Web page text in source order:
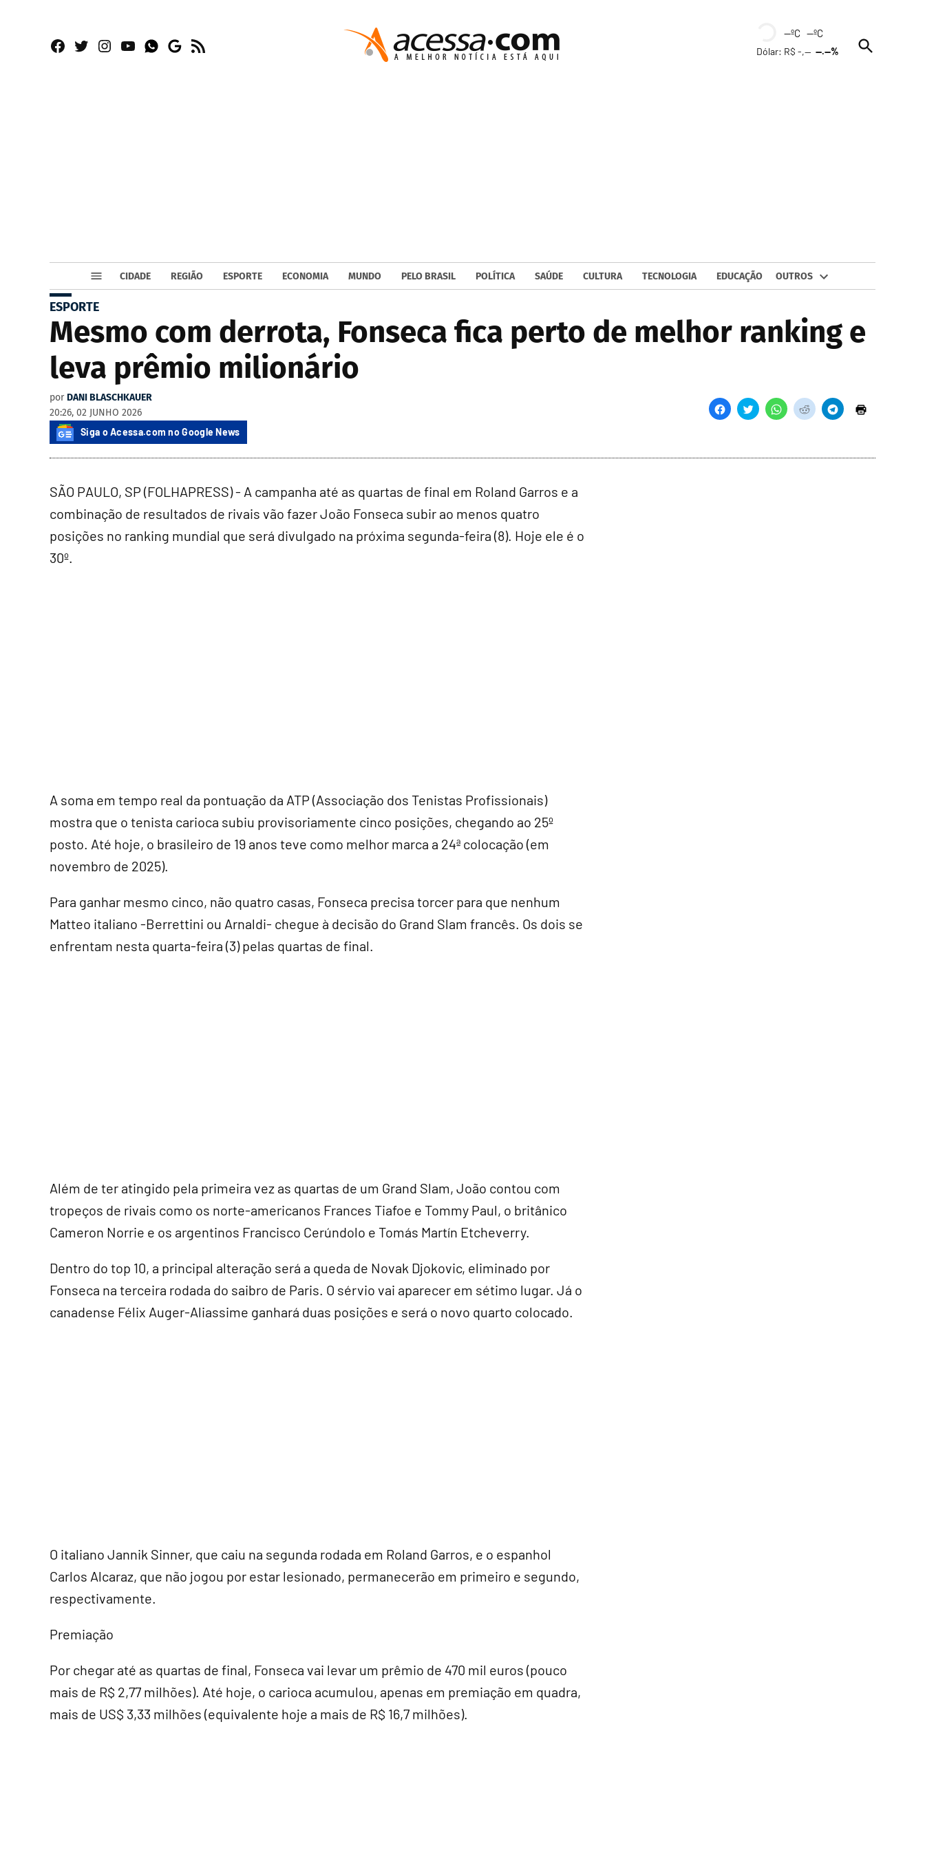
Facebook
TwitterInstagram
YouTubeWhatsapp
Google
RSS
--ºC --ºC
Dólar: R$ -,----.--%
Open
Search
CIDADE REGIÃO ESPORTE ECONOMIA MUNDO PELO BRASIL POLÍTICA SAÚDE CULTURA TECNOLOGIA EDUCAÇÃO OUTROS
ESPORTE
Mesmo com derrota, Fonseca fica perto de melhor ranking e
leva prêmio milionário
por DANI BLASCHKAUER
20:26, 02 JUNHO 2026
Siga o Acessa.com no Google News
SÃO PAULO, SP (FOLHAPRESS) - A campanha até as quartas de final em Roland Garros e a
combinação de resultados de rivais vão fazer João Fonseca subir ao menos quatro
posições no ranking mundial que será divulgado na próxima segunda-feira (8). Hoje ele é o
30º.
A soma em tempo real da pontuação da ATP (Associação dos Tenistas Profissionais)
mostra que o tenista carioca subiu provisoriamente cinco posições, chegando ao 25º
posto. Até hoje, o brasileiro de 19 anos teve como melhor marca a 24ª colocação (em
novembro de 2025).
Para ganhar mesmo cinco, não quatro casas, Fonseca precisa torcer para que nenhum
Matteo italiano -Berrettini ou Arnaldi- chegue à decisão do Grand Slam francês. Os dois se
enfrentam nesta quarta-feira (3) pelas quartas de final.
Além de ter atingido pela primeira vez as quartas de um Grand Slam, João contou com
tropeços de rivais como os norte-americanos Frances Tiafoe e Tommy Paul, o britânico
Cameron Norrie e os argentinos Francisco Cerúndolo e Tomás Martín Etcheverry.
Dentro do top 10, a principal alteração será a queda de Novak Djokovic, eliminado por
Fonseca na terceira rodada do saibro de Paris. O sérvio vai aparecer em sétimo lugar. Já o
canadense Félix Auger-Aliassime ganhará duas posições e será o novo quarto colocado.
O italiano Jannik Sinner, que caiu na segunda rodada em Roland Garros, e o espanhol
Carlos Alcaraz, que não jogou por estar lesionado, permanecerão em primeiro e segundo,
respectivamente.
Premiação
Por chegar até as quartas de final, Fonseca vai levar um prêmio de 470 mil euros (pouco
mais de R$ 2,77 milhões). Até hoje, o carioca acumulou, apenas em premiação em quadra,
mais de US$ 3,33 milhões (equivalente hoje a mais de R$ 16,7 milhões).